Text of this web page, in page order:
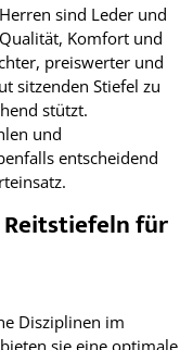
sind Leder und
Komfort und
preiswerter und
sitzenden Stiefel zu
stützt.
und
entscheidend
für
Disziplinen im
bieten sie eine optimale